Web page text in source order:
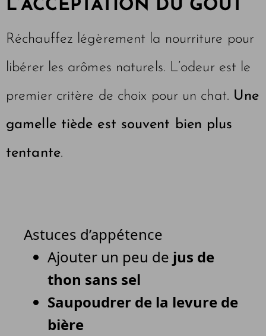
L’ACCEPTATION DU GOÛT
Réchauffez légèrement la nourriture pour
libérer les arômes naturels. L’odeur est le
premier critère de choix pour un chat. Une
gamelle tiède est souvent bien plus
tentante.
Astuces d’appétence
Ajouter un peu de jus de
thon sans sel
Saupoudrer de la levure de
bière